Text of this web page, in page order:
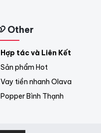
Other
Hợp tác và Liên Kết
Sản phẩm Hot
Vay tiền nhanh Olava
Popper Bình Thạnh